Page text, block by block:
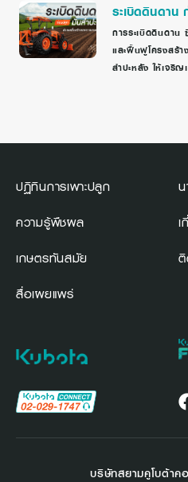
ระเบิดดินดาน
เครื่องจักรกล
การระเบิดดินดาน
และฟื้นฟูโครงสร้า
สำปะหลัง ให้เจริญ
ปฏิทินการเพาะปลูก
ความรู้พืชผล
เกษตรทันสมัย
สื่อเผยแพร่
บริษัทสยามคูโบต้า